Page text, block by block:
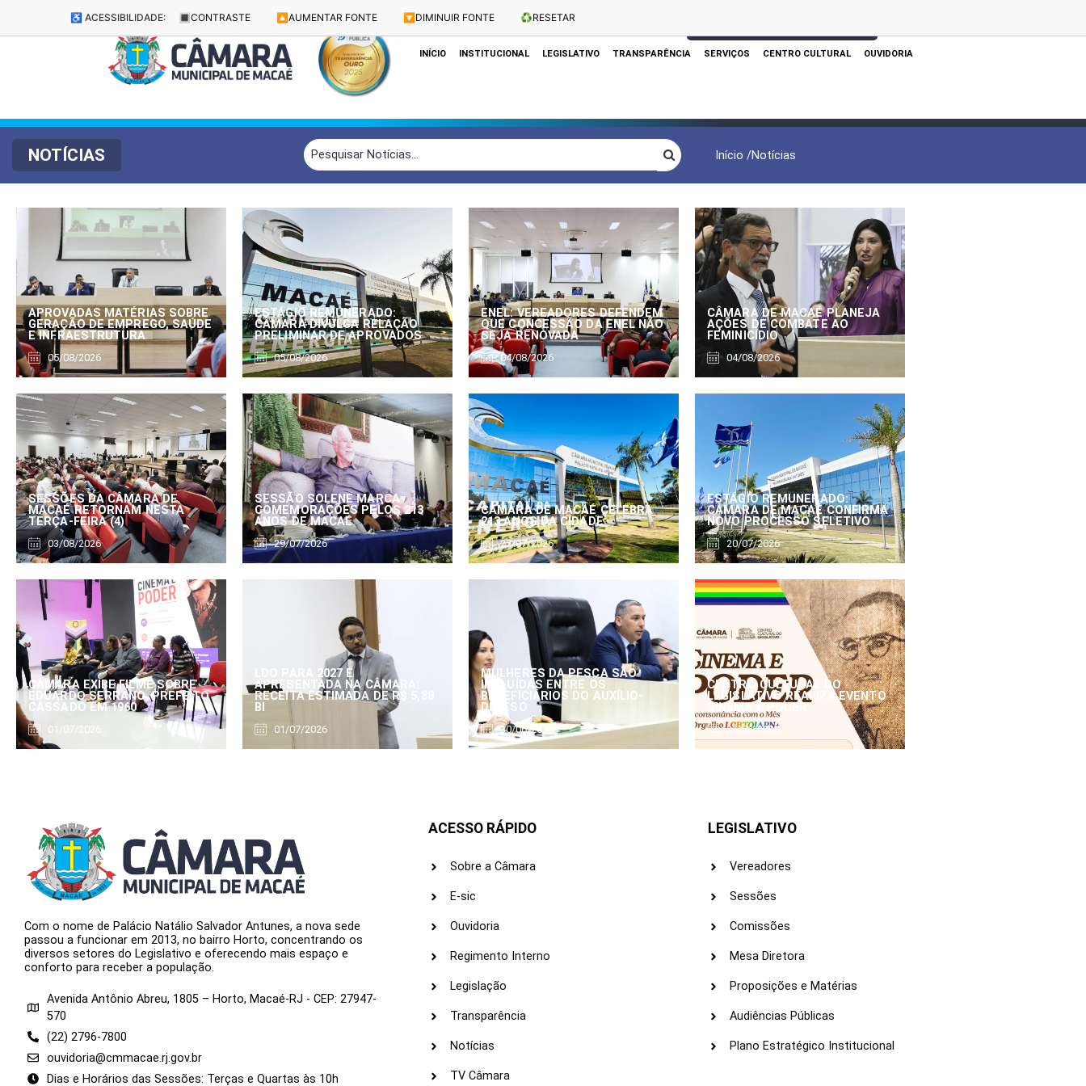
♿ ACESSIBILIDADE: 🔳 CONTRASTE 🔼 AUMENTAR FONTE 🔽 DIMINUIR FONTE ♻️RESETAR
Dias e Horários das Sessões: Terças e Quartas às 10h
INÍCIO INSTITUCIONAL LEGISLATIVO TRANSPARÊNCIA SERVIÇOS CENTRO CULTURAL OUVIDORIA
NOTÍCIAS Início /Notícias
APROVADAS MATÉRIAS SOBRE
GERAÇÃO DE EMPREGO, SAÚDE
E INFRAESTRUTURA
05/08/2026
ESTÁGIO REMUNERADO:
CÂMARA DIVULGA RELAÇÃO
PRELIMINAR DE APROVADOS
05/08/2026
ENEL: VEREADORES DEFENDEM
QUE CONCESSÃO DA ENEL NÃO
SEJA RENOVADA
04/08/2026
CÂMARA DE MACAÉ PLANEJA
AÇÕES DE COMBATE AO
FEMINICÍDIO
04/08/2026
SESSÕES DA CÂMARA DE
MACAÉ RETORNAM NESTA
TERÇA-FEIRA (4)
03/08/2026
SESSÃO SOLENE MARCA
COMEMORAÇÕES PELOS 213
ANOS DE MACAÉ
29/07/2026
CÂMARA DE MACAÉ CELEBRA
213 ANOS DA CIDADE
27/07/2026
ESTÁGIO REMUNERADO:
CÂMARA DE MACAÉ CONFIRMA
NOVO PROCESSO SELETIVO
20/07/2026
CÂMARA EXIBE FILME SOBRE
EDUARDO SERRANO, PREFEITO
CASSADO EM 1960
01/07/2026
LDO PARA 2027 É
APRESENTADA NA CÂMARA:
RECEITA ESTIMADA DE R$ 5,88
BI
01/07/2026
MULHERES DA PESCA SÃO
INCLUÍDAS ENTRE OS
BENEFICIÁRIOS DO AUXÍLIO-
DEFESO
30/06/2026
CENTRO CULTURAL DO
LEGISLATIVO REALIZA EVENTO
CINEMA E PODER
25/06/2026
Com o nome de Palácio Natálio Salvador Antunes, a nova sede
passou a funcionar em 2013, no bairro Horto, concentrando os
diversos setores do Legislativo e oferecendo mais espaço e
conforto para receber a população.
Avenida Antônio Abreu, 1805 – Horto, Macaé-RJ - CEP: 27947-
570
(22) 2796-7800
ouvidoria@cmmacae.rj.gov.br
Dias e Horários das Sessões: Terças e Quartas às 10h
ACESSO RÁPIDO
Sobre a Câmara
E-sic
Ouvidoria
Regimento Interno
Legislação
Transparência
Notícias
TV Câmara
LEGISLATIVO
Vereadores
Sessões
Comissões
Mesa Diretora
Proposições e Matérias
Audiências Públicas
Plano Estratégico Institucional